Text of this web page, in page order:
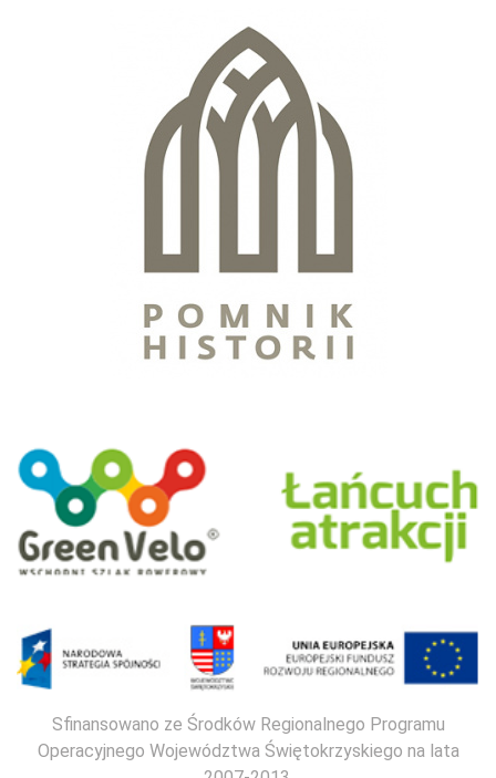
Sfinansowano ze Środków Regionalnego Programu
Operacyjnego Województwa Świętokrzyskiego na lata